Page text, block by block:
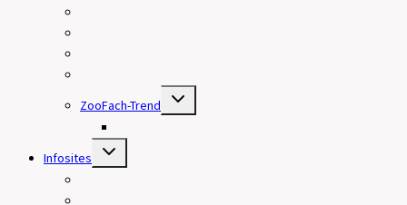
ZooFach-Trend
Untermenü
umschalten
Infosites
Untermenü
umschalten